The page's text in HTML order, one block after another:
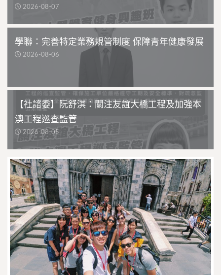
2026-08-07
學聯：完善特定業務規管制度 保障青年健康發展
2026-08-06
【社諮委】阮舒淇：關注友誼大橋工程及加強本
澳工程巡查監管
2026-08-05